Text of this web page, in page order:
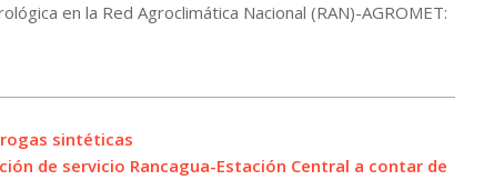
en la Red Agroclimática Nacional (RAN)-AGROMET:
sintéticas
de servicio Rancagua-Estación Central a contar de